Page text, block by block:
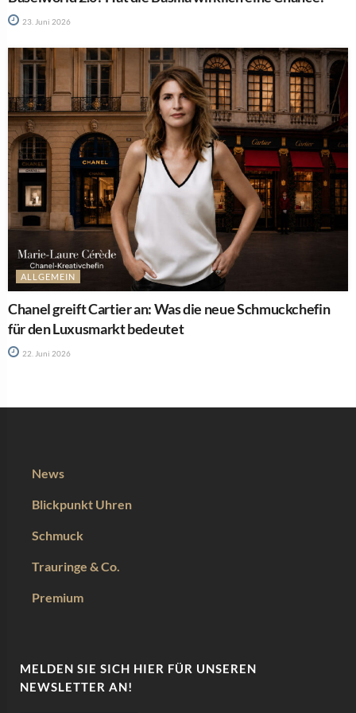
23. Juni 2026
ALLGEMEIN
Chanel greift Cartier an: Was die neue Schmuckchefin
für den Luxusmarkt bedeutet
22. Juni 2026
News
Blickpunkt Uhren
Schmuck
Trauringe & Co.
Premium
MELDEN SIE SICH HIER FÜR UNSEREN
NEWSLETTER AN!